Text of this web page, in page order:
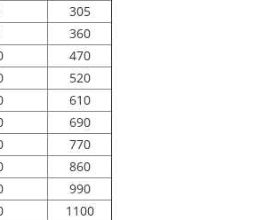
305
360
470
520
610
690
770
860
990
1100